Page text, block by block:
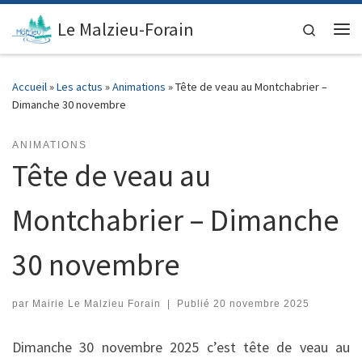
principalPasser au contenu
Le Malzieu-Forain
Search
Accueil»Les actus »Animations »Tête de veau au Montchabrier –
Dimanche 30 novembre
ANIMATIONS
Tête de veau au
Montchabrier – Dimanche
30 novembre
par Mairie Le Malzieu Forain | Publié 20 novembre 2025
Dimanche 30 novembre 2025 c’est tête de veau au